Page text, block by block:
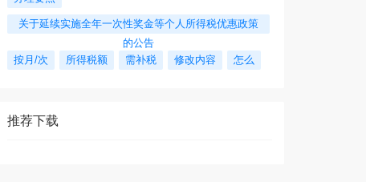
关于延续实施全年一次性奖金等个人所得税优惠政策
的公告
按月/次
所得税额 需补税 修改内容 怎么
推荐下载